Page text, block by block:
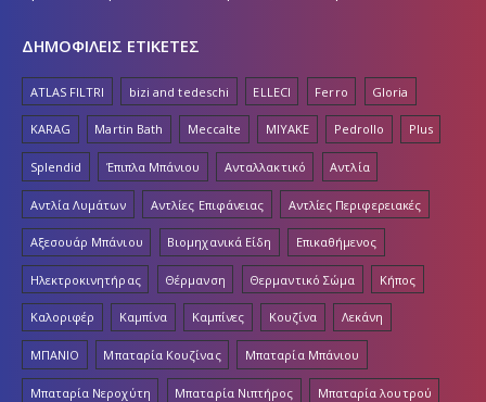
ATLAS FILTRI bizi and tedeschi ELLECI Ferro Gloria
KARAG Martin Bath Meccalte MIYAKE Pedrollo Plus
Splendid Έπιπλα Μπάνιου Ανταλλακτικό Αντλία
Αντλία Λυμάτων Αντλίες Επιφάνειας Αντλίες Περιφερειακές
Αξεσουάρ Μπάνιου Βιομηχανικά Είδη Επικαθήμενος
Καλοριφέρ Καμπίνα Καμπίνες Κουζίνα Λεκάνη
ΜΠΑΝΙΟ Μπαταρία Κουζίνας Μπαταρία Μπάνιου